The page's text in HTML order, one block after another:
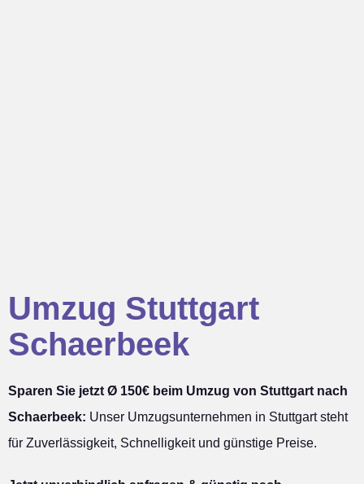
Umzug Stuttgart
Schaerbeek
Sparen Sie jetzt Ø 150€ beim Umzug von Stuttgart nach
Schaerbeek: Unser Umzugsunternehmen in Stuttgart steht
für Zuverlässigkeit, Schnelligkeit und günstige Preise.